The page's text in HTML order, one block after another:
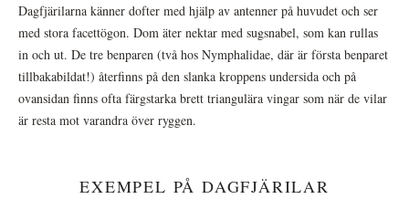
Dagfjärilarna känner dofter med hjälp av antenner på huvudet och ser
med stora facettögon. Dom äter nektar med sugsnabel, som kan rullas
in och ut. De tre benparen (två hos Nymphalidae, där är första benparet
tillbakabildat!) återfinns på den slanka kroppens undersida och på
ovansidan finns ofta färgstarka brett triangulära vingar som när de vilar
är resta mot varandra över ryggen.
EXEMPEL PÅ DAGFJÄRILAR